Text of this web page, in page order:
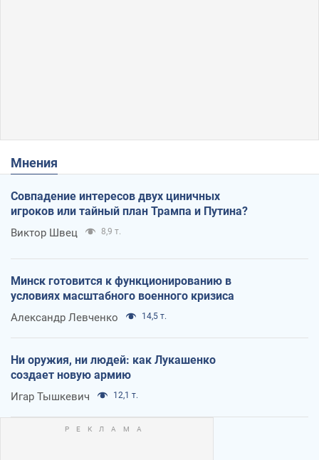
Мнения
Совпадение интересов двух циничных
игроков или тайный план Трампа и Путина?
Виктор Швец 8,9 т.
Минск готовится к функционированию в
условиях масштабного военного кризиса
Александр Левченко 14,5 т.
Ни оружия, ни людей: как Лукашенко
создает новую армию
Игар Тышкевич 12,1 т.